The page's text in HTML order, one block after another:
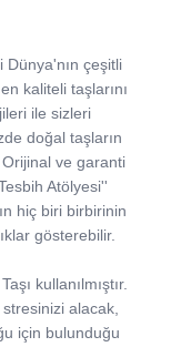
Dünya'nın çeşitli
kaliteli taşlarını
ile sizleri
doğal taşların
ve garanti
Atölyesi''
hiç biri birbirinin
gösterebilir.
kullanılmıştır.
alacak,
için bulunduğu